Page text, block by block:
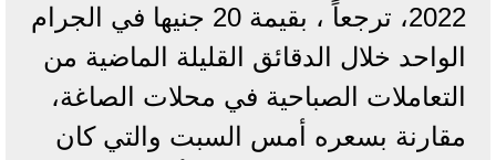
2022، ترجعاً ، بقيمة 20 جنيها في الجرام
الواحد خلال الدقائق القليلة الماضية من
التعاملات الصباحية في محلات الصاغة،
مقارنة بسعره أمس السبت والتي كان